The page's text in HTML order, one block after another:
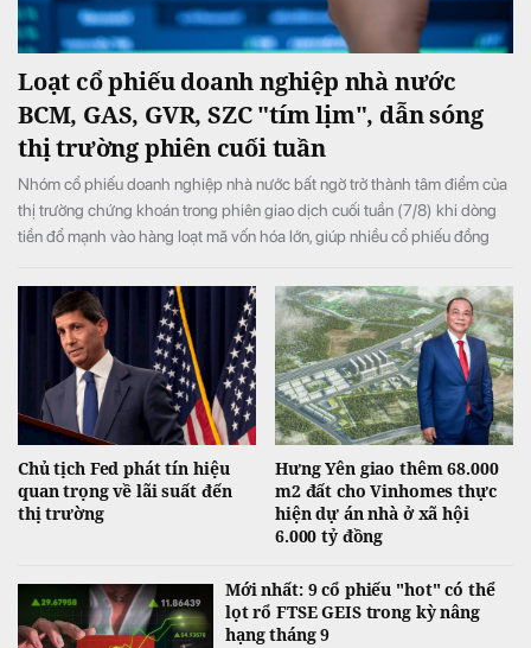
Loạt cổ phiếu doanh nghiệp nhà nước
BCM, GAS, GVR, SZC "tím lịm", dẫn sóng
thị trường phiên cuối tuần
Nhóm cổ phiếu doanh nghiệp nhà nước bất ngờ trở thành tâm điểm của
thị trường chứng khoán trong phiên giao dịch cuối tuần (7/8) khi dòng
tiền đổ mạnh vào hàng loạt mã vốn hóa lớn, giúp nhiều cổ phiếu đồng
trong sắc đỏ.
Chủ tịch Fed phát tín hiệu
quan trọng về lãi suất đến
thị trường
Hưng Yên giao thêm 68.000
m2 đất cho Vinhomes thực
hiện dự án nhà ở xã hội
6.000 tỷ đồng
Mới nhất: 9 cổ phiếu "hot" có thể
lọt rổ FTSE GEIS trong kỳ nâng
hạng tháng 9